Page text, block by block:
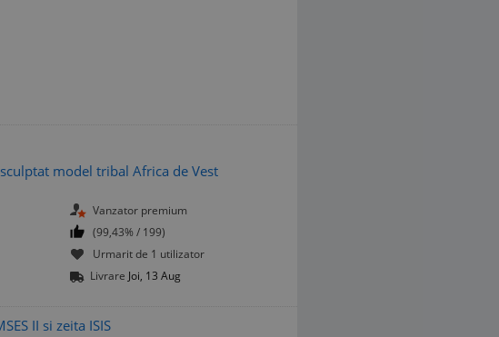
model tribal Africa de Vest
Vanzator premium
(99,43% / 199)
Urmarit de 1 utilizator
Livrare Joi, 13 Aug
II si zeita ISIS